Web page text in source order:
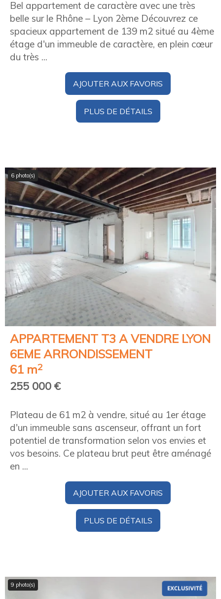
Bel appartement de caractère avec une très
belle sur le Rhône – Lyon 2ème Découvrez ce
spacieux appartement de 139 m2 situé au 4ème
étage d'un immeuble de caractère, en plein cœur
du très ...
AJOUTER AUX FAVORIS
PLUS DE DÉTAILS
6 photo(s)
APPARTEMENT T3 A VENDRE LYON
6EME ARRONDISSEMENT
61 m2
255 000 €
Plateau de 61 m2 à vendre, situé au 1er étage
d'un immeuble sans ascenseur, offrant un fort
potentiel de transformation selon vos envies et
vos besoins. Ce plateau brut peut être aménagé
en ...
AJOUTER AUX FAVORIS
PLUS DE DÉTAILS
9 photo(s)